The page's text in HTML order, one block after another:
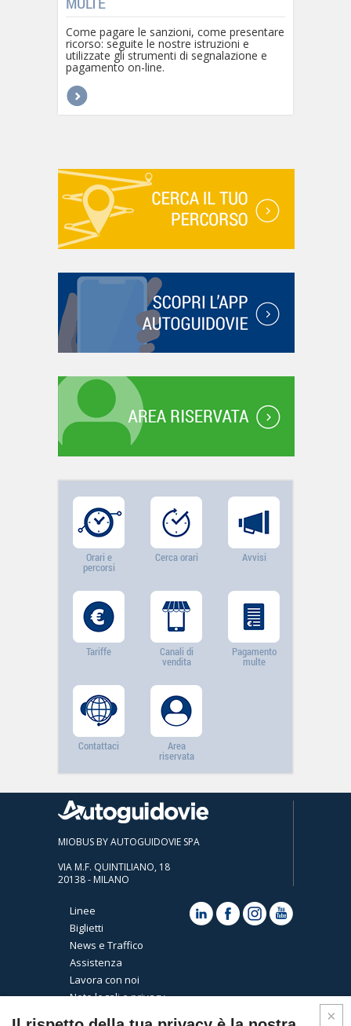
Come pagare le sanzioni, come presentare
ricorso: seguite le nostre istruzioni e
utilizzate gli strumenti di segnalazione e
pagamento on-line.
Orari e
percorsi
Cerca orari Avvisi
Tariffe Canali di
vendita
Pagamento
multe
Contattaci Area
riservata
MIOBUS BY AUTOGUIDOVIE SPA
VIA M.F. QUINTILIANO, 18
20138 - MILANO
Linee
Biglietti
News e Traffico
Assistenza
Lavora con noi
Note legali e privacy